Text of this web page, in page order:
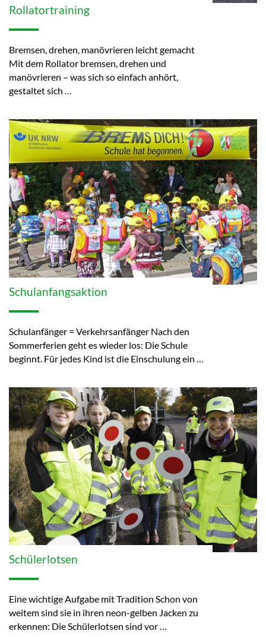
Rollatortraining
Bremsen, drehen, manövrieren leicht gemacht
Mit dem Rollator bremsen, drehen und
manövrieren – was sich so einfach anhört,
gestaltet sich …
Schulanfangsaktion
Schulanfänger = Verkehrsanfänger Nach den
Sommerferien geht es wieder los: Die Schule
beginnt. Für jedes Kind ist die Einschulung ein …
Schülerlotsen
Eine wichtige Aufgabe mit Tradition Schon von
weitem sind sie in ihren neon-gelben Jacken zu
erkennen: Die Schülerlotsen sind vor …